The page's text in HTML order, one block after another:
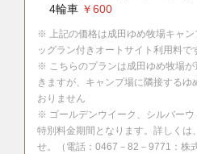
4輪車 ￥600
※ 上記の価格は成田ゆめ牧場キャ
ッグラン付きオートサイト利用料で
※ こちらのプランは成田ゆめ牧場
きますが、キャンプ場に隣接する
おりません
※ ゴールデンウイーク、シルバー
特別料金期間となります。詳しくは
せ。（電話：0467－82－9771：株